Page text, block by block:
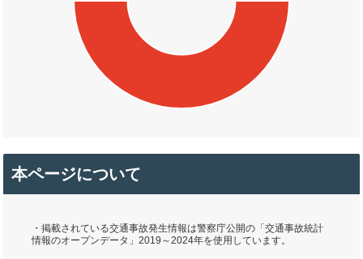
本ページについて
・掲載されている交通事故発生情報は警察庁公開の「交通事故統計
情報のオープンデータ」2019～2024年を使用しています。